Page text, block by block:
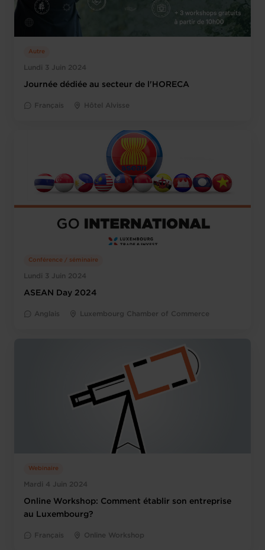
Lundi 3 Juin 2024
Autre
Journée dédiée au secteur de l'HORECA
Français Hôtel Alvisse
Lundi 3 Juin 2024
Conférence / séminaire
ASEAN Day 2024
Anglais Luxembourg Chamber of Commerce
Mardi 4 Juin 2024
Webinaire
Online Workshop: Comment établir son entreprise
au Luxembourg?
Français Online Workshop